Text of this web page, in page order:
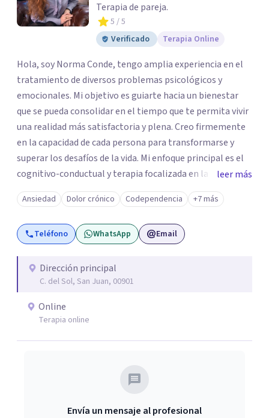
Terapia de pareja.
5 / 5
Verificado
Terapia Online
Hola, soy Norma Conde, tengo amplia experiencia en el
tratamiento de diversos problemas psicológicos y
emocionales. Mi objetivo es guiarte hacia un bienestar
que se pueda consolidar en el tiempo que te permita vivir
una realidad más satisfactoria y plena. Creo firmemente
en la capacidad de cada persona para transformarse y
superar los desafíos de la vida. Mi enfoque principal es el
cognitivo-conductual y terapia focalizada en la emoción
con una perspectiva integradora que me permite
entender a cada persona como única y aplicar un
tratamiento amoldado a sus necesidades. Mi objetivo no
es solo que comprendas qué te ocurre, sino que empieces
y a manejar tus dificultades con mayor claridad y recursos.
leer más
Ansiedad Dolor crónico Codependencia +7 más
Teléfono WhatsApp Email
Dirección principal
C. del Sol, San Juan, 00901
Online
Terapia online
Envía un mensaje al profesional